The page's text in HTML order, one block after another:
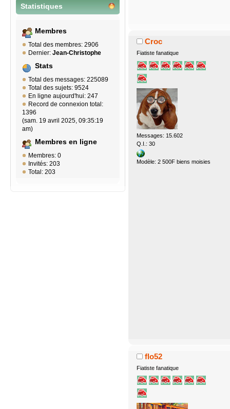
Statistiques
Membres
Total des membres: 2906
Dernier: Jean-Christophe
Stats
Total des messages: 225089
Total des sujets: 9524
En ligne aujourd'hui: 247
Record de connexion total:
1396
(sam. 19 avril 2025, 09:35:19
am)
Membres en ligne
Membres: 0
Invités: 203
Total: 203
Croc
Fiatiste fanatique
Messages: 15.602
Q.I.: 30
Modèle: 2 500F biens moisies
flo52
Fiatiste fanatique